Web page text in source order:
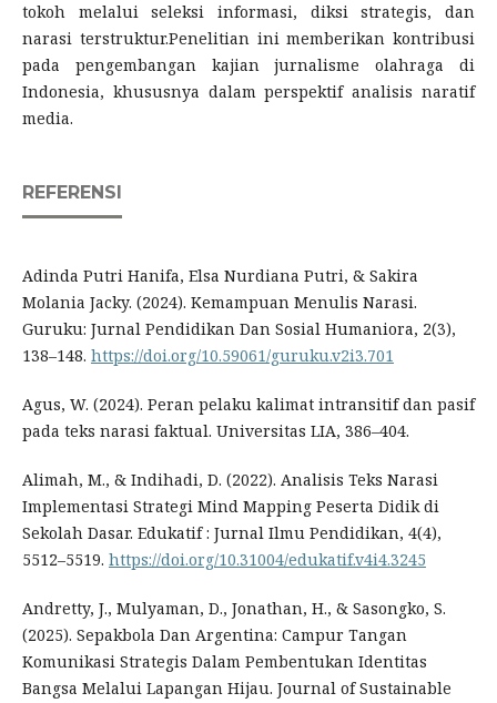
tokoh melalui seleksi informasi, diksi strategis, dan
narasi terstruktur.Penelitian ini memberikan kontribusi
pada pengembangan kajian jurnalisme olahraga di
Indonesia, khususnya dalam perspektif analisis naratif
media.
REFERENSI
Adinda Putri Hanifa, Elsa Nurdiana Putri, & Sakira
Molania Jacky. (2024). Kemampuan Menulis Narasi.
Guruku: Jurnal Pendidikan Dan Sosial Humaniora, 2(3),
138–148. https://doi.org/10.59061/guruku.v2i3.701
Agus, W. (2024). Peran pelaku kalimat intransitif dan pasif
pada teks narasi faktual. Universitas LIA, 386–404.
Alimah, M., & Indihadi, D. (2022). Analisis Teks Narasi
Implementasi Strategi Mind Mapping Peserta Didik di
Sekolah Dasar. Edukatif : Jurnal Ilmu Pendidikan, 4(4),
5512–5519. https://doi.org/10.31004/edukatif.v4i4.3245
Andretty, J., Mulyaman, D., Jonathan, H., & Sasongko, S.
(2025). Sepakbola Dan Argentina: Campur Tangan
Komunikasi Strategis Dalam Pembentukan Identitas
Bangsa Melalui Lapangan Hijau. Journal of Sustainable